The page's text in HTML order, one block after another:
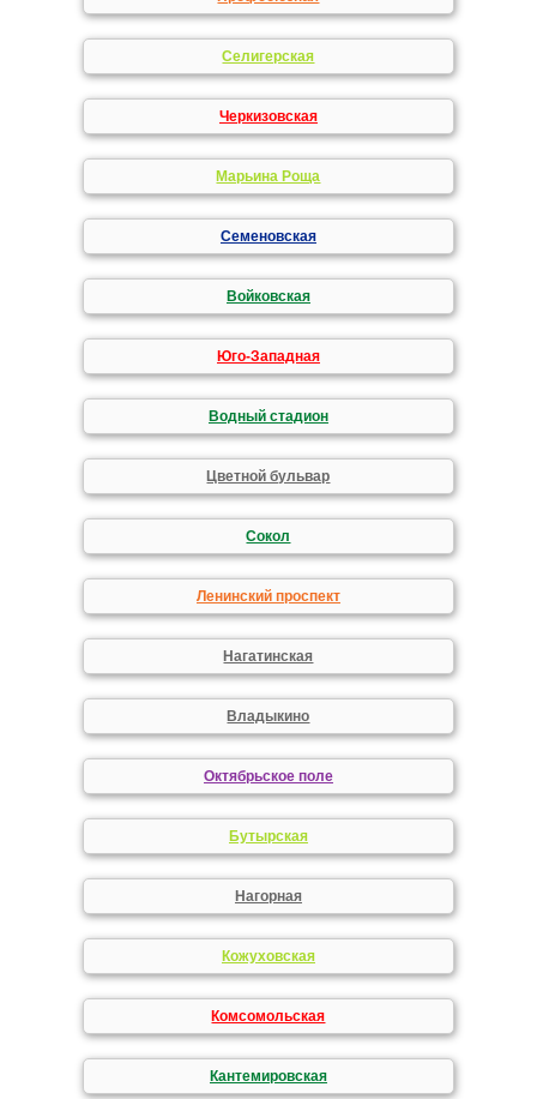
Селигерская
Черкизовская
Марьина Роща
Семеновская
Войковская
Юго-Западная
Водный стадион
Цветной бульвар
Сокол
Ленинский проспект
Нагатинская
Владыкино
Октябрьское поле
Бутырская
Нагорная
Кожуховская
Комсомольская
Кантемировская